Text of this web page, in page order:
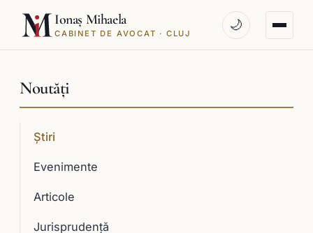
Ionaș Mihaela
CABINET DE AVOCAT · CLUJ
🌙
Noutăți
Știri
Evenimente
Articole
Jurisprudenţă